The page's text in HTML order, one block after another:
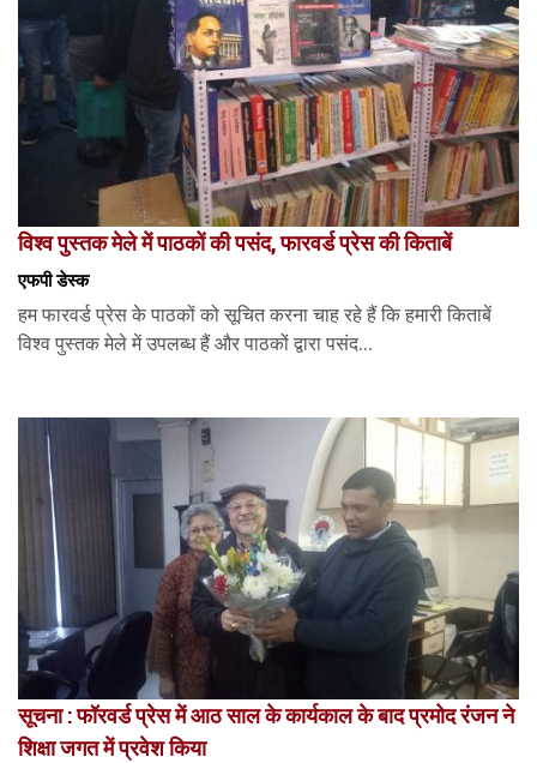
विश्व पुस्तक मेले में पाठकों की पसंद, फारवर्ड प्रेस की किताबें
एफपी डेस्‍क
हम फारवर्ड प्रेस के पाठकों को सूचित करना चाह रहे हैं कि हमारी किताबें
विश्व पुस्तक मेले में उपलब्ध हैं और पाठकों द्वारा पसंद...
सूचना : फॉरवर्ड प्रेस में आठ साल के कार्यकाल के बाद प्रमोद रंजन ने
शिक्षा जगत में प्रवेश किया